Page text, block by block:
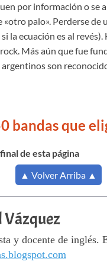
por información o se
palo». Perderse de
la ecuación es al
Más aún que fue
son
bandas que
de esta página
▲ Volver Arriba ▲
y docente de inglés.